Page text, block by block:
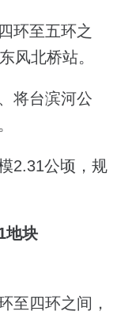
环至五环之
风北桥站。
将台滨河公
2.31公顷，规
地块
至四环之间，